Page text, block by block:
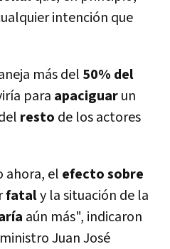
intención que
más del 50% del
para apaciguarun
resto de los actores
ahora, el efecto sobre
fataly la situación de la
aún más", indicaron
Juan José